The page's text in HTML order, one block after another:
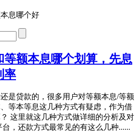
息哪个好
等额本息哪个划算，先息
率
是贷款的，很多用户对等额本息/等额
等本等息这几种方式有疑虑，作为借
这里就这几种方式做详细的分析及对
台，还款方式最常见的有这么几种......